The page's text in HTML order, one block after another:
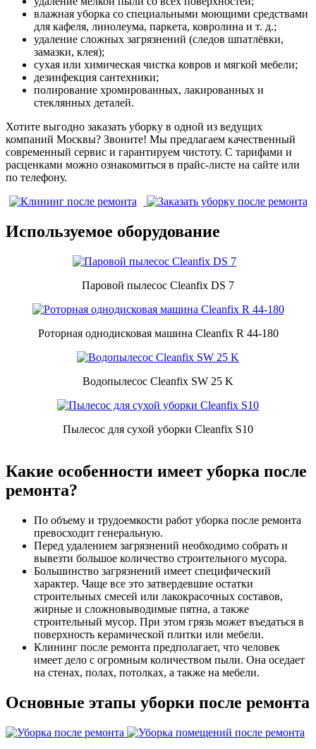
влажная уборка со специальными моющими средствами
для кафеля, линолеума, паркета, ковролина и т. д.;
удаление сложных загрязнений (следов шпатлёвки,
замазки, клея);
сухая или химическая чистка ковров и мягкой мебели;
дезинфекция сантехники;
полирование хромированных, лакированных и
стеклянных деталей.
Хотите выгодно заказать уборку в одной из ведущих
компаний Москвы? Звоните! Мы предлагаем качественный
современный сервис и гарантируем чистоту. С тарифами и
расценками можно ознакомиться в прайс-листе на сайте или
по телефону.
Используемое оборудование
Паровой пылесос Cleanfix DS 7
Роторная однодисковая машина Cleanfix R 44-180
Водопылесос Cleanfix SW 25 K
Пылесос для сухой уборки Cleanfix S10
Какие особенности имеет уборка после
ремонта?
По объему и трудоемкости работ уборка после ремонта
превосходит генеральную.
Перед удалением загрязнений необходимо собрать и
вывезти большое количество строительного мусора.
Большинство загрязнений имеет специфический
характер. Чаще все это затвердевшие остатки
строительных смесей или лакокрасочных составов,
жирные и сложновыводимые пятна, а также
строительный мусор. При этом грязь может въедаться в
поверхность керамической плитки или мебели.
Клининг после ремонта предполагает, что человек
имеет дело с огромным количеством пыли. Она оседает
на стенах, полах, потолках, а также на мебели.
Основные этапы уборки после ремонта